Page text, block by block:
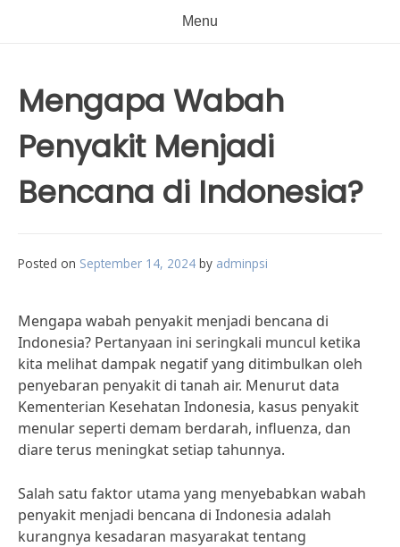
Menu
Mengapa Wabah
Penyakit Menjadi
Bencana di Indonesia?
Posted on September 14, 2024 by adminpsi
Mengapa wabah penyakit menjadi bencana di
Indonesia? Pertanyaan ini seringkali muncul ketika
kita melihat dampak negatif yang ditimbulkan oleh
penyebaran penyakit di tanah air. Menurut data
Kementerian Kesehatan Indonesia, kasus penyakit
menular seperti demam berdarah, influenza, dan
diare terus meningkat setiap tahunnya.
Salah satu faktor utama yang menyebabkan wabah
penyakit menjadi bencana di Indonesia adalah
kurangnya kesadaran masyarakat tentang